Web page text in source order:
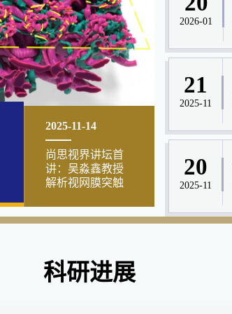
2025-11-14
尚思视界讲坛首
讲：吴淼鑫教授
解析视网膜突触
机制
2026-01
21
2025-11
20
2025-11
科研进展